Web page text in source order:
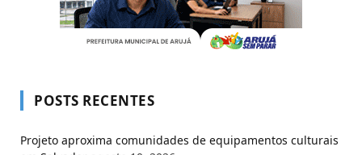
POSTS RECENTES
Projeto aproxima comunidades de equipamentos culturais